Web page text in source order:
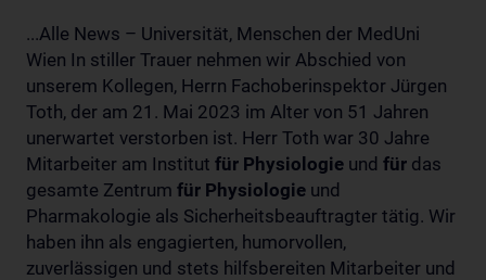
...Alle News – Universität, Menschen der MedUni
Wien In stiller Trauer nehmen wir Abschied von
unserem Kollegen, Herrn Fachoberinspektor Jürgen
Toth, der am 21. Mai 2023 im Alter von 51 Jahren
unerwartet verstorben ist. Herr Toth war 30 Jahre
Mitarbeiter am Institut für Physiologie und für das
gesamte Zentrum für Physiologie und
Pharmakologie als Sicherheitsbeauftragter tätig. Wir
haben ihn als engagierten, humorvollen,
zuverlässigen und stets hilfsbereiten Mitarbeiter und